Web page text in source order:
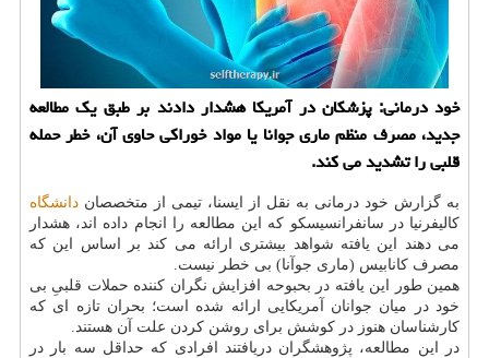
خود درمانی: پزشکان در آمریکا هشدار دادند بر طبق یک مطالعه
جدید، مصرف منظم ماری جوانا یا مواد خوراکی حاوی آن، خطر حمله
قلبی را تشدید می کند.
به گزارش خود درمانی به نقل از ایسنا، تیمی از متخصصان دانشگاه
کالیفرنیا در سانفرانسیسکو که این مطالعه را انجام داده اند، هشدار
می دهند این یافته شواهد بیشتری ارائه می کند بر اساس این که
مصرف کانابیس (ماری جوآنا) بی خطر نیست.
همین طور این یافته در بحبوحه افزایش نگران کننده حملات قلبیِ بی
خود در میان جوانان آمریکایی ارائه شده است؛ بحران تازه ای که
کارشناسان هنوز در کوشش برای روشن کردن علت آن هستند.
در این مطالعه، پژوهشگران دریافتند افرادی که حداقل سه بار در